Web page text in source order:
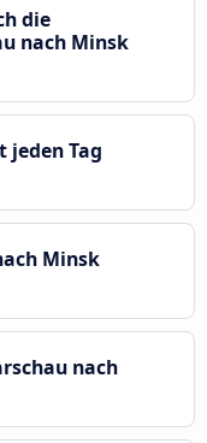
die
nach Minsk
jeden Tag
Minsk
nach